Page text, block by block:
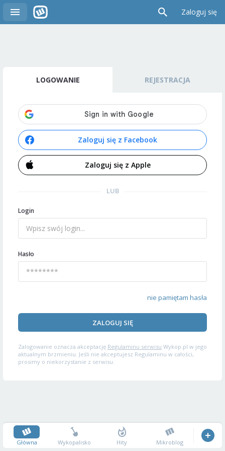
Zaloguj się
LOGOWANIE REJESTRACJA
Zaloguj się z Facebook
Zaloguj się z Apple
LUB
Login
Hasło
nie pamiętam hasła
ZALOGUJ SIĘ
Zalogowanie oznacza akceptację Regulaminu serwisu Wykop.pl w jego
aktualnym brzmieniu. Jeśli nie akceptujesz Regulaminu w całości,
prosimy o niekorzystanie z serwisu.
Główna Wykopalisko Hity Mikroblog